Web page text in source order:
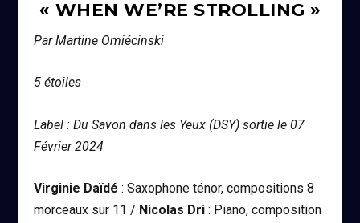
« WHEN WE’RE STROLLING »
Par Martine Omiécinski
5 étoiles
Label : Du Savon dans les Yeux (DSY) sortie le 07
Février 2024
Virginie Daïdé: Saxophone ténor, compositions 8
morceaux sur 11 / Nicolas Dri : Piano, composition